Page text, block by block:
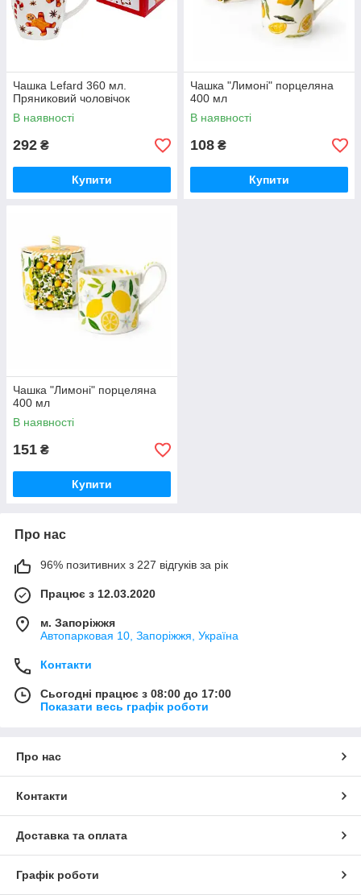
Чашка Lefard 360 мл.
Пряниковий чоловічок
В наявності
292 ₴
Купити
Чашка "Лимоні" порцеляна
400 мл
В наявності
108 ₴
Купити
Чашка "Лимоні" порцеляна
400 мл
В наявності
151 ₴
Купити
Про нас
96% позитивних з 227 відгуків за рік
Працює з 12.03.2020
м. Запоріжжя
Автопарковая 10, Запоріжжя, Україна
Контакти
Сьогодні працює з 08:00 до 17:00
Показати весь графік роботи
Про нас
Контакти
Доставка та оплата
Графік роботи